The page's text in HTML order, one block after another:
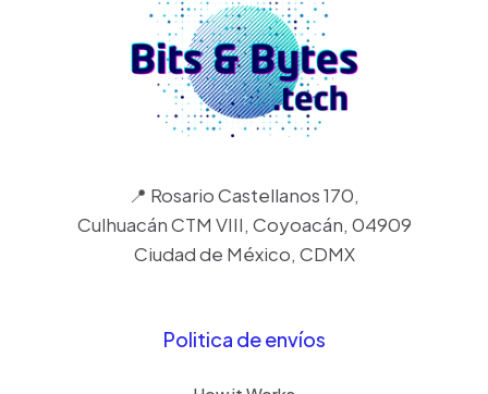
📍 Rosario Castellanos 170,
Culhuacán CTM VIII, Coyoacán, 04909
Ciudad de México, CDMX
Politica de envíos